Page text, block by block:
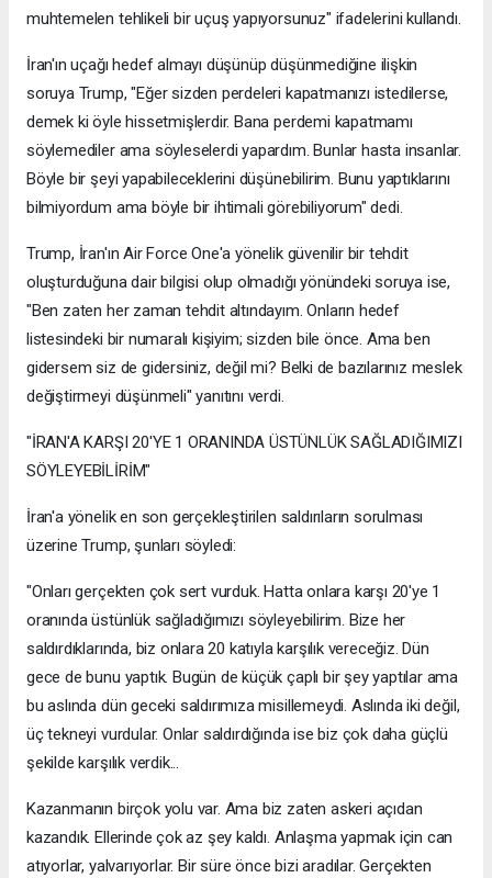
muhtemelen tehlikeli bir uçuş yapıyorsunuz" ifadelerini kullandı.
İran'ın uçağı hedef almayı düşünüp düşünmediğine ilişkin
soruya Trump, "Eğer sizden perdeleri kapatmanızı istedilerse,
demek ki öyle hissetmişlerdir. Bana perdemi kapatmamı
söylemediler ama söyleselerdi yapardım. Bunlar hasta insanlar.
Böyle bir şeyi yapabileceklerini düşünebilirim. Bunu yaptıklarını
bilmiyordum ama böyle bir ihtimali görebiliyorum" dedi.
Trump, İran'ın Air Force One'a yönelik güvenilir bir tehdit
oluşturduğuna dair bilgisi olup olmadığı yönündeki soruya ise,
"Ben zaten her zaman tehdit altındayım. Onların hedef
listesindeki bir numaralı kişiyim; sizden bile önce. Ama ben
gidersem siz de gidersiniz, değil mi? Belki de bazılarınız meslek
değiştirmeyi düşünmeli" yanıtını verdi.
"İRAN'A KARŞI 20'YE 1 ORANINDA ÜSTÜNLÜK SAĞLADIĞIMIZI
SÖYLEYEBİLİRİM"
İran'a yönelik en son gerçekleştirilen saldırıların sorulması
üzerine Trump, şunları söyledi:
"Onları gerçekten çok sert vurduk. Hatta onlara karşı 20'ye 1
oranında üstünlük sağladığımızı söyleyebilirim. Bize her
saldırdıklarında, biz onlara 20 katıyla karşılık vereceğiz. Dün
gece de bunu yaptık. Bugün de küçük çaplı bir şey yaptılar ama
bu aslında dün geceki saldırımıza misillemeydi. Aslında iki değil,
üç tekneyi vurdular. Onlar saldırdığında ise biz çok daha güçlü
şekilde karşılık verdik...
Kazanmanın birçok yolu var. Ama biz zaten askeri açıdan
kazandık. Ellerinde çok az şey kaldı. Anlaşma yapmak için can
atıyorlar, yalvarıyorlar. Bir süre önce bizi aradılar. Gerçekten